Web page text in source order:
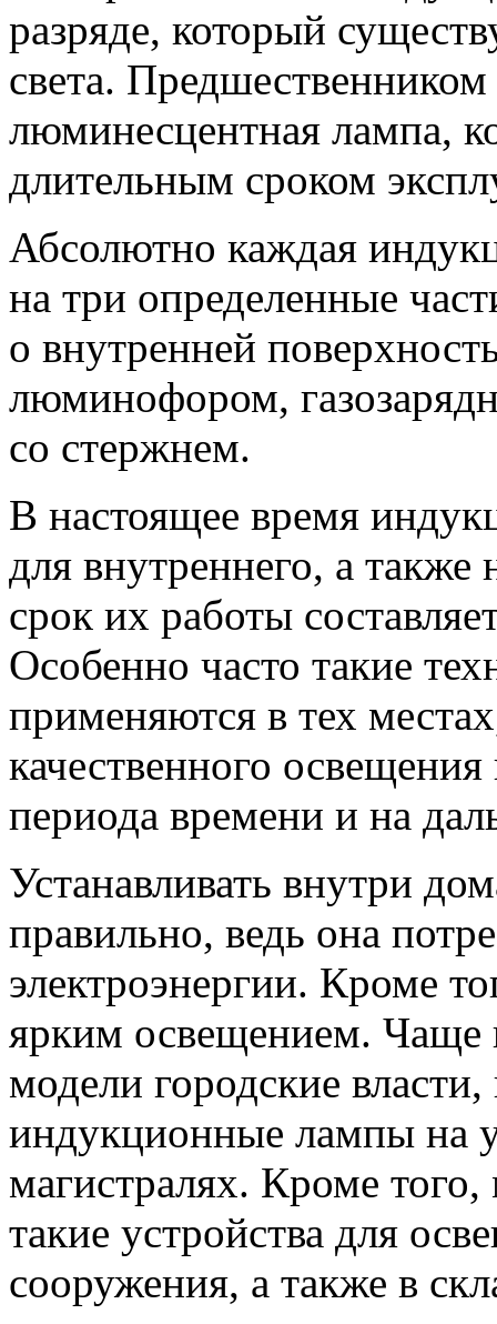
разряде, который
света.
люминесцентная лампа,
длительным сроком
Абсолютно каждая
на три определенные
о внутренней
люминофором,
со стержнем.
В настоящее время
для внутреннего, а
срок их работы
Особенно часто такие
применяются в тех
качественного
периода времени и на
Устанавливать внутри
правильно, ведь она
электроэнергии. Кроме
ярким освещением. Чаще
модели городские
индукционные лампы на
магистралях. Кроме
такие устройства для
сооружения, а также в